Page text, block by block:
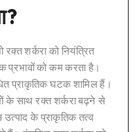
शर्करा को नियंत्रित
को कम करता है।
प्राकृतिक घटक शामिल हैं।
के साथ रक्त शर्करा बढ़ने से
उत्पाद के प्राकृतिक तत्व